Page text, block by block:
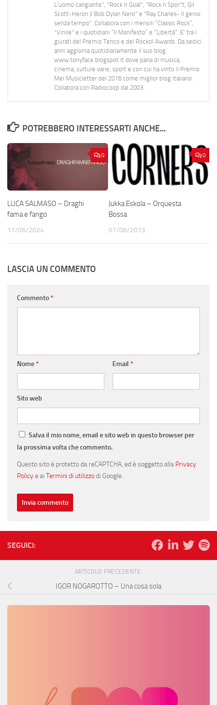
L’uomo cangiante", "Rock n Goal", "Rock n Spor"t, Gil
Scott-Heron Il Bob Dylan Nero" e "Ray Charles- Il genio
senza tempo". Collabora con i mensili “Classic Rock”,
"Vinile" e i quotidiani “Il Manifesto” e “Libertà”. E' tra i
giurati del Premio Tenco e del Rockol Awards. Da sedici
anni aggiorna quotidianamente il suo blog
www.tonyface.blogspot.it dove parla di musica,
cinema, culture varie, sport e con cui ha vinto il Premio
Mei Musicletter del 2016 come miglior blog italiano.
Collabora con Radiocoop dal 2003.
POTREBBERO INTERESSARTI ANCHE...
0
LUCA SALMASO – Draghi
fama e fango
11/06/2024
0
Jukka Eskola – Orquesta
Bossa
07/08/2013
LASCIA UN COMMENTO
Commento*
Nome* Email *
Sito web
Salva il mio nome, email e sito web in questo browser per
la prossima volta che commento.
Questo sito è protetto da reCAPTCHA, ed è soggetto alla Privacy
Policye ai Termini di utilizzodi Google.
SEGUICI:
ARTICOLO PRECEDENTE
IGOR NOGAROTTO – Una cosa sola